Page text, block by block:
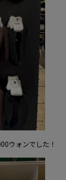
ウォンでした！